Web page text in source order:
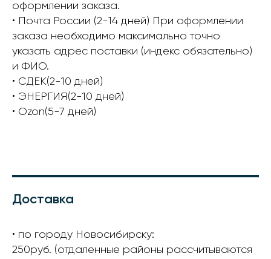
оформлении заказа.
• Почта России (2-14 дней) При оформлении
заказа необходимо максимально точно
указать адрес поставки (индекс обязательно)
и ФИО.
• СДЕК(2-10 дней)
• ЭНЕРГИЯ(2-10 дней)
• Ozon(5-7 дней)
Доставка
• по городу Новосибирску:
250руб. (отдаленные районы рассчитываются